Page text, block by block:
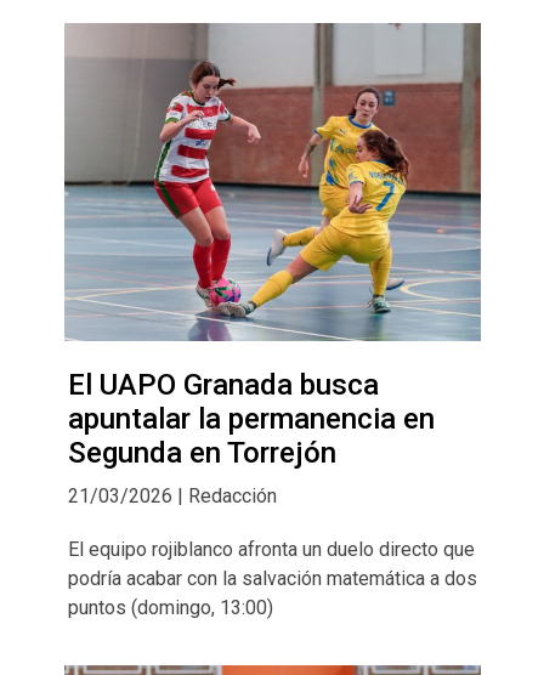
El UAPO Granada busca
apuntalar la permanencia en
Segunda en Torrejón
21/03/2026 | Redacción
El equipo rojiblanco afronta un duelo directo que
podría acabar con la salvación matemática a dos
puntos (domingo, 13:00)